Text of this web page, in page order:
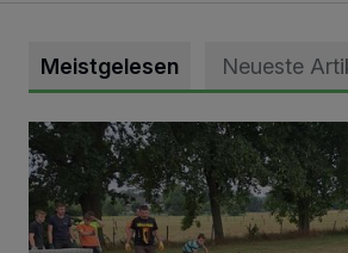
Meistgelesen Neueste
Pünktlich zum Schützenfest den